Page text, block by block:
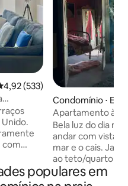
de uma avaliação média de
4,92 (533)
com
hóspedes
e estilo
Condomínio ⋅
Apartamento à
ecléticos!
Bela luz do dia
andar com vista
mar e o cais.
ao teto/quarto
largura total.
Situado em um
populares em